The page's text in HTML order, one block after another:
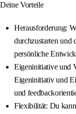
Deine Vorteile
Herausforderung:
durchzustarten und
persönliche
Eigeninitiative und
Eigeninitiativ und
und
Flexibilität: Du